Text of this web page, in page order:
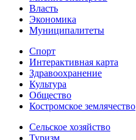
Власть
Экономика
Муниципалитеты
Спорт
Интерактивная карта
Здравоохранение
Культура
Общество
Костромское землячество
Сельское хозяйство